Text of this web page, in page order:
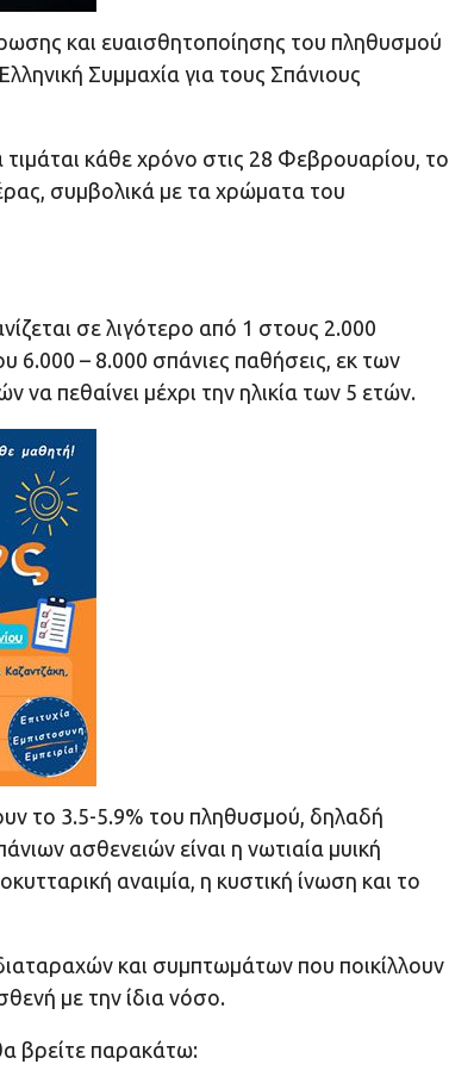
και ευαισθητοποίησης του πληθυσμού
Συμμαχία για τους Σπάνιους
κάθε χρόνο στις 28 Φεβρουαρίου, το
συμβολικά με τα χρώματα του
σε λιγότερο από 1 στους 2.000
6.000 – 8.000 σπάνιες παθήσεις, εκ των
πεθαίνει μέχρι την ηλικία των 5 ετών.
το 3.5-5.9% του πληθυσμού, δηλαδή
ασθενειών είναι η νωτιαία μυική
αναιμία, η κυστική ίνωση και το
και συμπτωμάτων που ποικίλλουν
με την ίδια νόσο.
βρείτε παρακάτω: